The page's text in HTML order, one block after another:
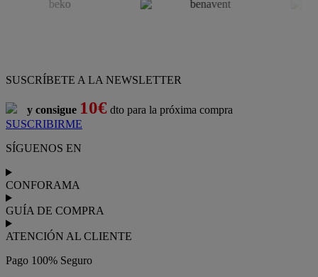
SUSCRÍBETE A LA NEWSLETTER
y consigue 10€ dto para la próxima compra
SUSCRIBIRME
SÍGUENOS EN
CONFORAMA
GUÍA DE COMPRA
ATENCIÓN AL CLIENTE
Pago 100% Seguro